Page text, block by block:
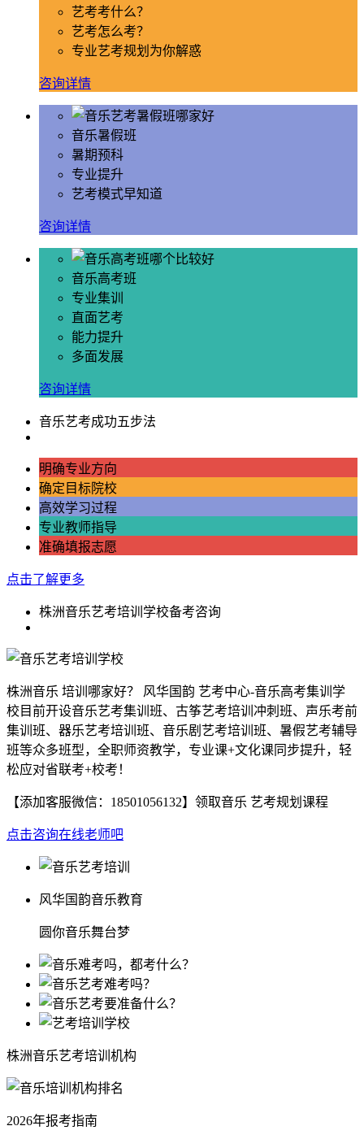
艺考考什么？
艺考怎么考？
专业艺考规划为你解惑
咨询详情
音乐暑假班
暑期预科
专业提升
艺考模式早知道
咨询详情
音乐高考班
专业集训
直面艺考
能力提升
多面发展
咨询详情
音乐艺考成功五步法
明确专业方向
确定目标院校
高效学习过程
专业教师指导
准确填报志愿
点击了解更多
株洲音乐艺考培训学校备考咨询
株洲音乐 培训哪家好？ 风华国韵 艺考中心-音乐高考集训学
校目前开设音乐艺考集训班、古筝艺考培训冲刺班、声乐考前
集训班、器乐艺考培训班、音乐剧艺考培训班、暑假艺考辅导
班等众多班型，全职师资教学，专业课+文化课同步提升，轻
松应对省联考+校考！
【添加客服微信： 18501056132】领取音乐 艺考规划课程
点击咨询在线老师吧
风华国韵音乐教育
圆你音乐舞台梦
株洲音乐艺考培训机构
2026年报考指南